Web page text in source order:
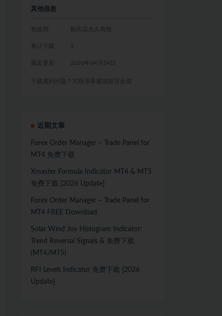
其他信息
有效期 购买后永久有效
累计下载 3
最近更新 2026年04月24日
下载遇到问题？可联系客服或留言反馈
近期文章
Forex Order Manager – Trade Panel for
MT4 免费下载
Xmaster Formula Indicator MT4 & MT5
免费下载 [2026 Update]
Forex Order Manager – Trade Panel for
MT4 FREE Download
Solar Wind Joy Histogram Indicator:
Trend Reversal Signals & 免费下载
(MT4/MT5)
RFI Levels Indicator 免费下载 [2026
Update]